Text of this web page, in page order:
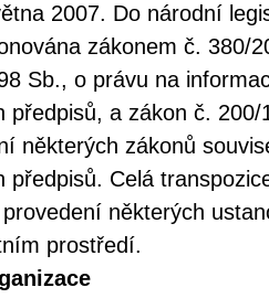
2007. Do národní
zákonem č. 380/
Sb., o právu na
předpisů, a zákon č.
některých zákonů
předpisů. Celá
některých
prostředí.